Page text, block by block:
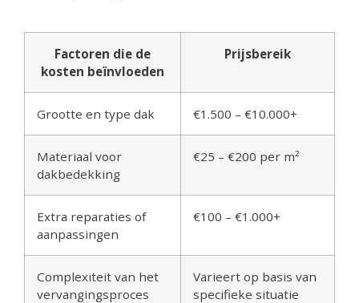
Factoren die de
kosten beïnvloeden
Prijsbereik
Grootte en type dak €1.500 – €10.000+
Materiaal voor
dakbedekking
€25 – €200 per m²
Extra reparaties of
aanpassingen
€100 – €1.000+
Complexiteit van het
vervangingsproces
Varieert op basis van
specifieke situatie